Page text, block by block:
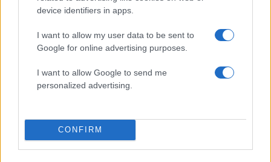
device identifiers in apps.
I want to allow my user data to be sent to
Google for online advertising purposes.
I want to allow Google to send me
personalized advertising.
CONFIRM
Αυγερινός, Μουτσάτσου και ακόμη 20
αποχωρήσαμε για καρέκλες», αιχμές για
«συγκεντρωτικό μοντέλο»
Κρανίου τόπος το Πόρτο Γερμενό μετά το
καταστροφικό πέρασμα της φωτιάς –
Ξεκίνησε η αυτοψία στα καμένα σπίτια
Ουκρανό τουρίστα